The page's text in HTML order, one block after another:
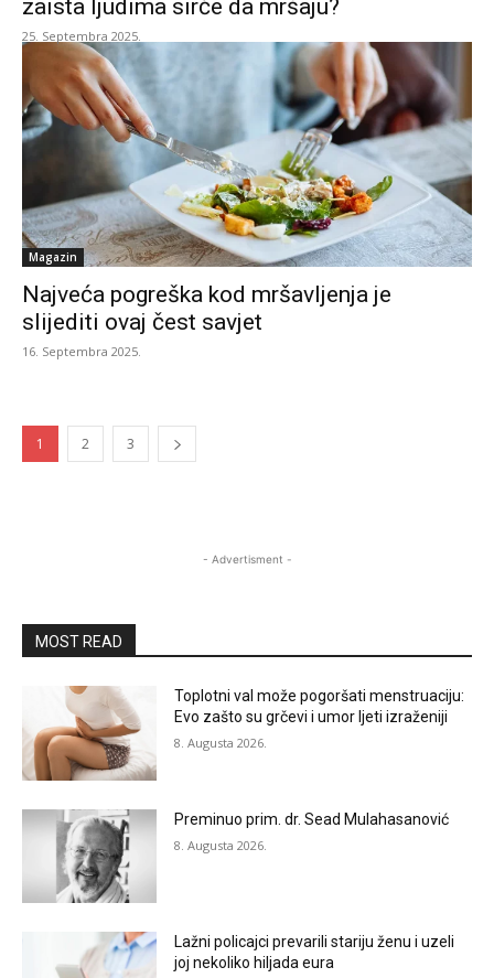
zaista ljudima sirće da mršaju?
25. Septembra 2025.
Magazin
Najveća pogreška kod mršavljenja je
slijediti ovaj čest savjet
16. Septembra 2025.
1 2 3
- Advertisment -
MOST READ
Toplotni val može pogoršati menstruaciju:
Evo zašto su grčevi i umor ljeti izraženiji
8. Augusta 2026.
Preminuo prim. dr. Sead Mulahasanović
8. Augusta 2026.
Lažni policajci prevarili stariju ženu i uzeli
joj nekoliko hiljada eura